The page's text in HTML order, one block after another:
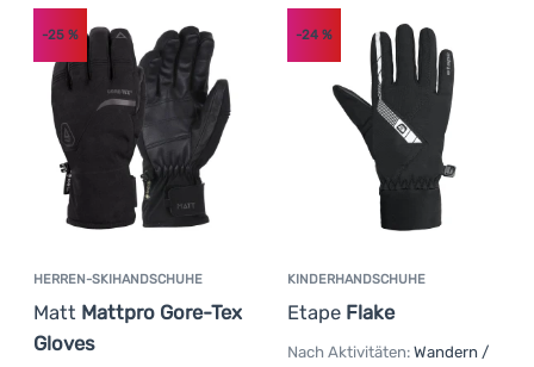
HERREN-SKIHANDSCHUHE
Matt Mattpro Gore-Tex
Gloves
-25 %
KINDERHANDSCHUHE
Etape Flake
-24%
Nach Aktivitäten: Wandern /